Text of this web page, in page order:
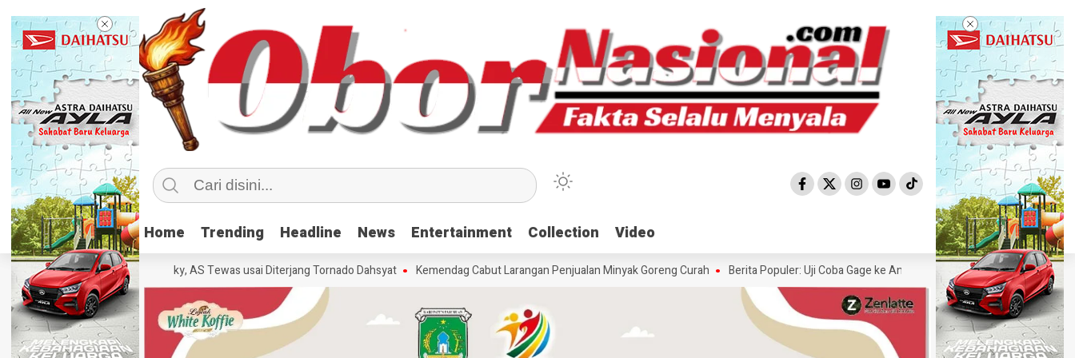
Home Trending Headline News Entertainment Collection Video
Home Trending Headline News Entertainment Collection Video
70 Orang di Kentucky, AS Tewas usai Diterjang Tornado Dahsyat Kemendag Cabut Larangan Penjualan Minyak Goreng Curah Berita Populer: Uji Coba Gage ke Anyer-Kunjungan Wisman 2022 Diprediksi